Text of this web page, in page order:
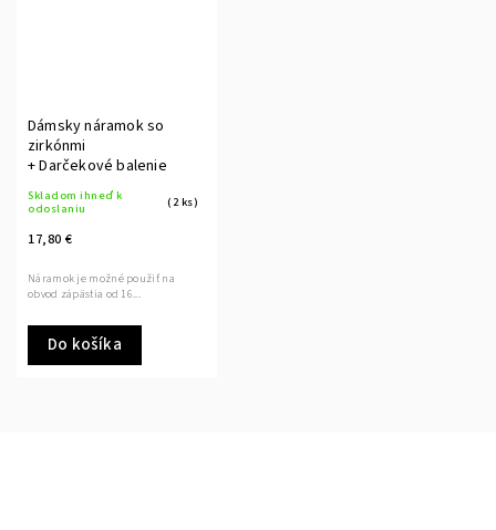
Dámsky náramok so
zirkónmi
+ Darčekové balenie
Skladom ihneď k
odoslaniu
(2 ks)
17,80 €
Do košíka
Náramok je možné použiť na
obvod zápästia od 16...